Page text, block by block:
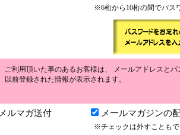
※6桁から10桁の間でパス
ご利用頂いた事のあるお客様は、 メールアドレスと
以前登録された情報が表示されます。
メルマガ送付 メールマガジンの
※チェックは外すことも